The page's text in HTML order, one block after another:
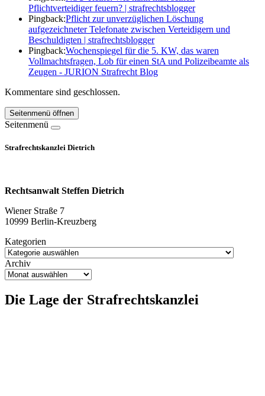
Pflichtverteidiger feuern? | strafrechtsblogger
Pingback:Pflicht zur unverzüglichen Löschung
aufgezeichneter Telefonate zwischen Verteidigern und
Beschuldigten | strafrechtsblogger
Pingback:Wochenspiegel für die 5. KW, das waren
Vollmachtsfragen, Lob für einen StA und Polizeibeamte als
Zeugen - JURION Strafrecht Blog
Kommentare sind geschlossen.
Seitenmenü öffnen
Seitenmenü
Strafrechtskanzlei Dietrich
Rechtsanwalt Steffen Dietrich
Wiener Straße 7
10999 Berlin-Kreuzberg
Kategorien
Archiv
Die Lage der Strafrechtskanzlei